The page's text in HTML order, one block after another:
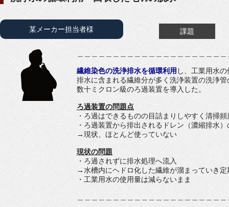
某メーカー担当者様 課題
繊維染色の洗浄排水を循環利用 し、工業用水
排水に含まれる繊維分が多く洗浄装置の洗浄
数十ミクロン級のろ過装置を導入した。
ろ過装置の問題点
・ろ過はできるものの目詰まりしやすく清掃
・ろ過装置から排出されるドレン（濃縮排水
→現状、ほとんど使っていない
現状の問題
・ろ過されずに排水処理へ流入
→水槽内にヘドロ化した繊維が溜まっていき定
・工業用水の使用量は減らないまま